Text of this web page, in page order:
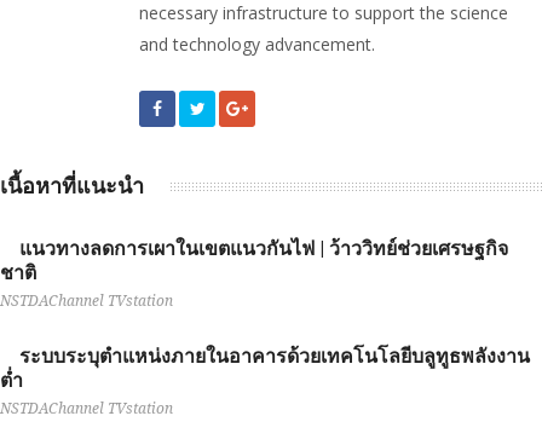
necessary infrastructure to support the science
and technology advancement.
เนื้อหาที่แนะนำ
แนวทางลดการเผาในเขตแนวกันไฟ | ว้าววิทย์ช่วยเศรษฐกิจ
ชาติ
NSTDAChannel TVstation
ระบบระบุตำแหน่งภายในอาคารด้วยเทคโนโลยีบลูทูธพลังงาน
ต่ำ
NSTDAChannel TVstation